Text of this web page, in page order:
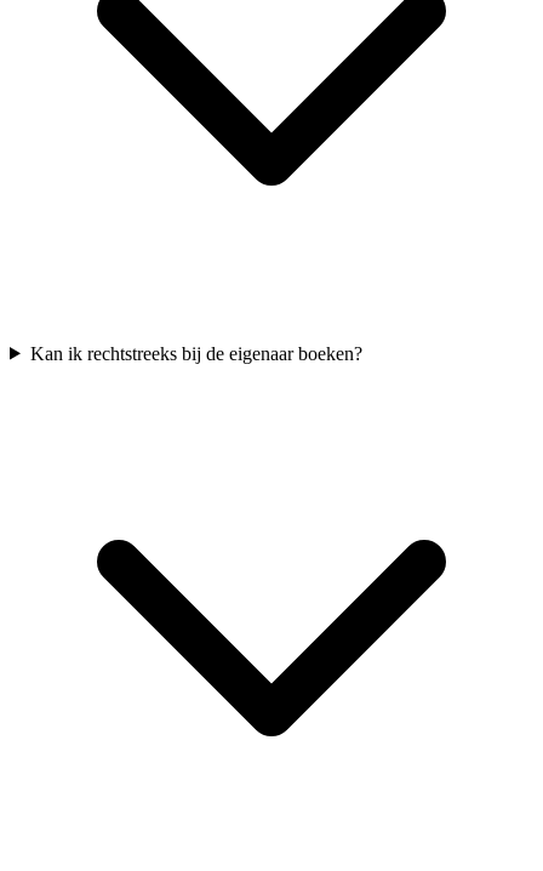
Kan ik rechtstreeks bij de eigenaar boeken?